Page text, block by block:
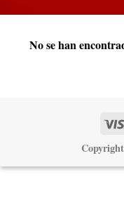
No se han